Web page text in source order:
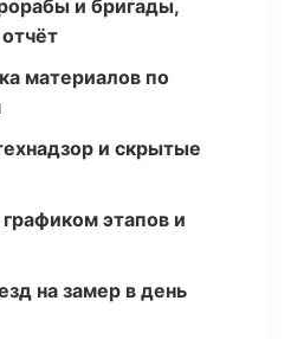
и бригады,
материалов по
и скрытые
этапов и
на замер в день